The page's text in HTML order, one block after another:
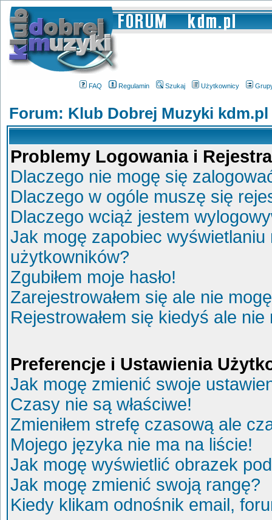
FAQ Regulamin Szukaj Użytkownicy
Forum: Klub Dobrej Muzyki kdm.pl
Problemy Logowania i
Dlaczego nie mogę się
Dlaczego w ogóle muszę się
Dlaczego wciąż jestem
Jak mogę zapobiec
użytkowników?
Zgubiłem moje hasło!
Zarejestrowałem się ale nie
Rejestrowałem się kiedyś ale
Preferencje i Ustawienia
Jak mogę zmienić swoje
Czasy nie są właściwe!
Zmieniłem strefę czasową ale
Mojego języka nie ma na liście!
Jak mogę wyświetlić obrazek
Jak mogę zmienić swoją rangę?
Kiedy klikam odnośnik email,